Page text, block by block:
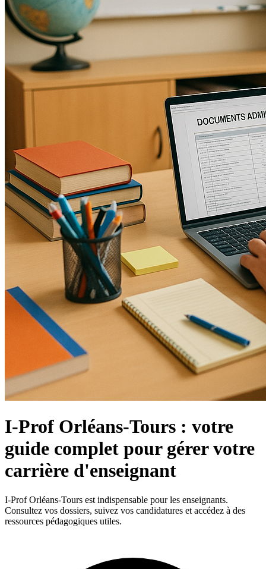
I-Prof Orléans-Tours : votre
guide complet pour gérer votre
carrière d'enseignant
I-Prof Orléans-Tours est indispensable pour les enseignants.
Consultez vos dossiers, suivez vos candidatures et accédez à des
ressources pédagogiques utiles.